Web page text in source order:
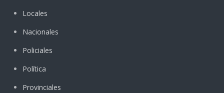
Locales
Nacionales
Policiales
Política
Provinciales